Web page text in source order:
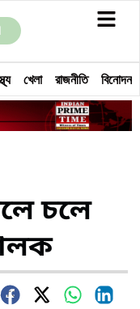
খেলা রাজনীতি বিনোদন
চলে